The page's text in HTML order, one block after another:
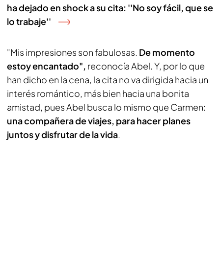
ha dejado en shock a su cita: ''No soy fácil, que se
lo trabaje''
"Mis impresiones son fabulosas. De momento
estoy encantado", reconocía Abel. Y, por lo que
han dicho en la cena, la cita no va dirigida hacia un
interés romántico, más bien hacia una bonita
amistad, pues Abel busca lo mismo que Carmen:
una compañera de viajes, para hacer planes
juntos y disfrutar de la vida.